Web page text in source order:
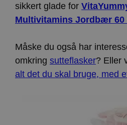
sikkert glade for
Multivitamins Jordbær 60
Måske du også har
omkring sutteflasker? Eller
alt det du skal bruge, med